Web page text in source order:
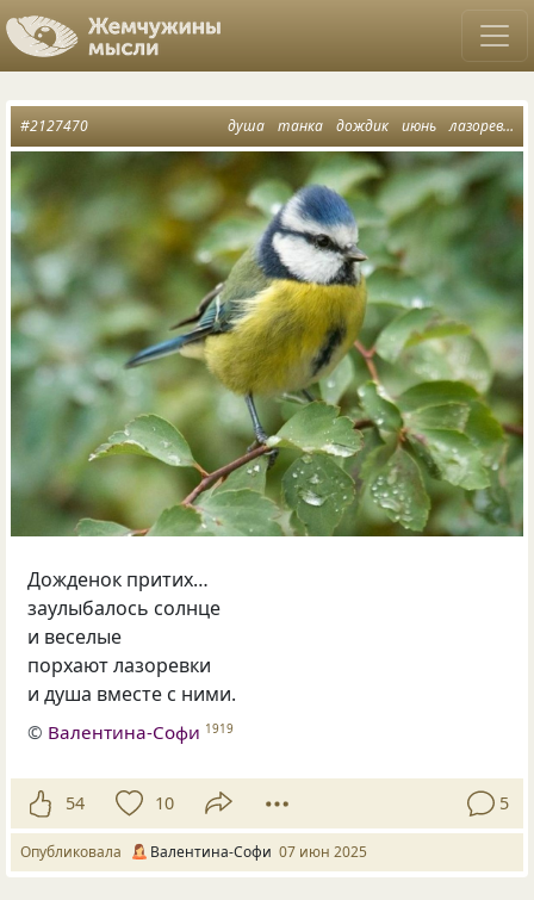
душа танка дождик июнь лазоревки
#2127470
Дожденок притих…
заулыбалось солнце
и веселые
порхают лазоревки
и душа вместе с ними.
© Валентина-Софи 1919
54 10 5
Опубликовала Валентина-Софи 07 июн 2025